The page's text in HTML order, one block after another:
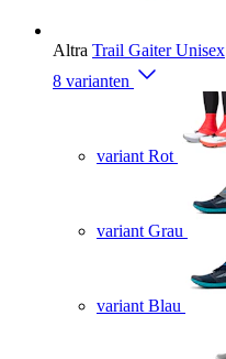
Altra Trail Gaiter Unisex
8 varianten
variant Rot
variant Grau
variant Blau